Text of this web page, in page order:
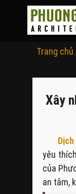
Trang chủ
Xây
yêu
của
an tâm,